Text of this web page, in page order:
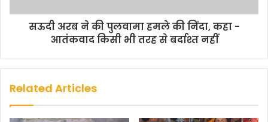
सऊदी अरब ने की पुलवामा हमले की निंदा, कहा -
आतंकवाद किसी भी तरह से बर्दाश्त नहीं
Related Articles